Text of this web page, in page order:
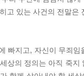
고 있는 사건의 전말
빠지고, 자신이 무죄
상의 정의는 아직 죽